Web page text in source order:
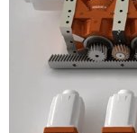
linéaires